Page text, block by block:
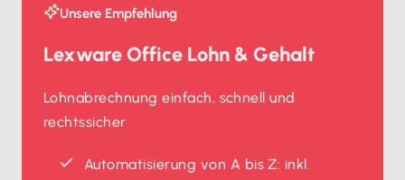
Unsere Empfehlung
Lexware Office Lohn & Gehalt
Lohnabrechnung einfach, schnell und
rechtssicher
Automatisierung von A bis Z: inkl.